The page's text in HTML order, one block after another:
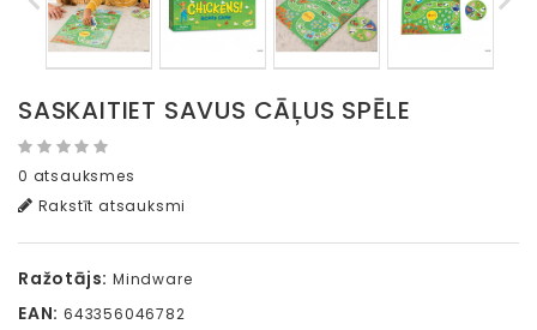
SASKAITIET SAVUS CĀĻUS SPĒLE
0 atsauksmes
Rakstīt atsauksmi
Ražotājs: Mindware
EAN: 643356046782